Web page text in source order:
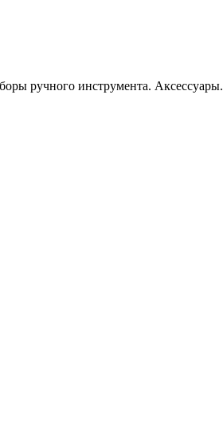
ручного инструмента. Аксессуары.